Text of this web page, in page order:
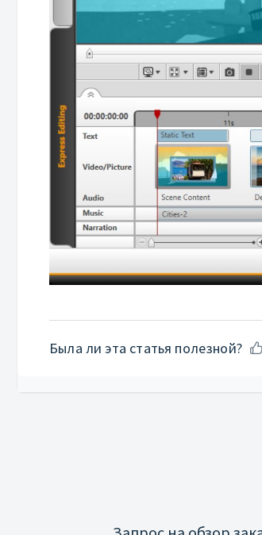
Была ли эта статья полезной?